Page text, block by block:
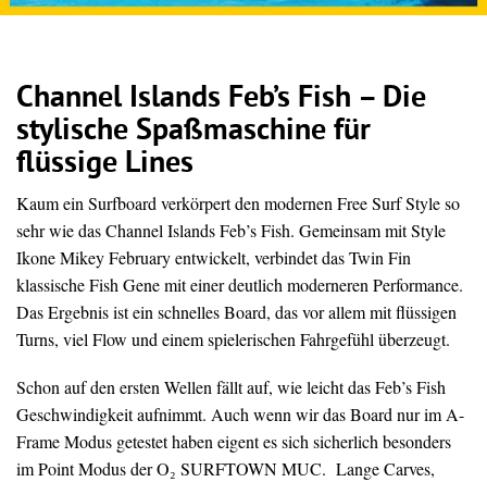
Channel Islands Feb’s Fish – Die
stylische Spaßmaschine für
flüssige Lines
Kaum ein Surfboard verkörpert den modernen Free Surf Style so
sehr wie das Channel Islands Feb’s Fish. Gemeinsam mit Style
Ikone Mikey February entwickelt, verbindet das Twin Fin
klassische Fish Gene mit einer deutlich moderneren Performance.
Das Ergebnis ist ein schnelles Board, das vor allem mit flüssigen
Turns, viel Flow und einem spielerischen Fahrgefühl überzeugt.
Schon auf den ersten Wellen fällt auf, wie leicht das Feb’s Fish
Geschwindigkeit aufnimmt. Auch wenn wir das Board nur im A-
Frame Modus getestet haben eigent es sich sicherlich besonders
im Point Modus der O₂ SURFTOWN MUC. Lange Carves,